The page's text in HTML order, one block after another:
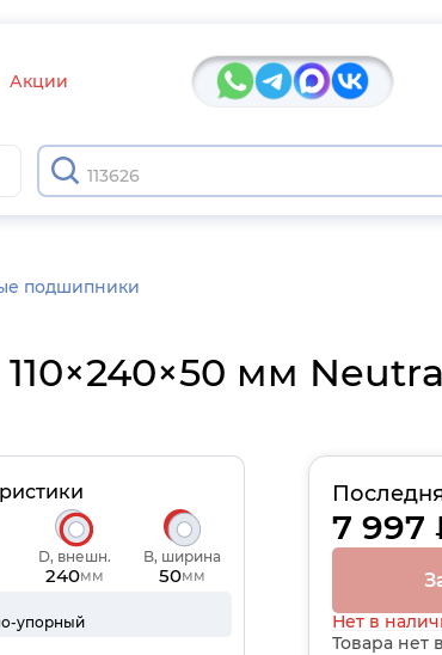
Акции
1
подшипники
мм
D, внешн.
240мм
B, ширина
50мм
упорный
7 997
Нет в
Товара нет